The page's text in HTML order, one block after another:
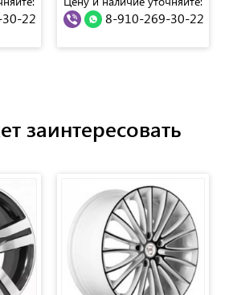
22 8-910-269-30-22
заинтересовать